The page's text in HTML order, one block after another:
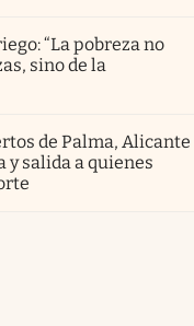
“La pobreza no
sino de la
de Palma, Alicante
y salida a quienes